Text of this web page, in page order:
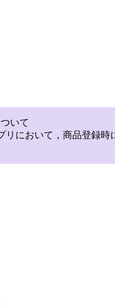
いて
リにおいて，商品登録